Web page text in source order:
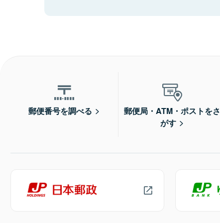
郵便番号を調べる
郵便局・ATM・ポストをさ
がす